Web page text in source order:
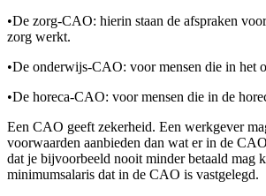
•De zorg-CAO: hierin staan de afspraken
zorg werkt.
•De onderwijs-CAO: voor mensen die in het
•De horeca-CAO: voor mensen die in de
Een CAO geeft zekerheid. Een werkgever
voorwaarden aanbieden dan wat er in de
dat je bijvoorbeeld nooit minder betaald mag
minimumsalaris dat in de CAO is vastgelegd.